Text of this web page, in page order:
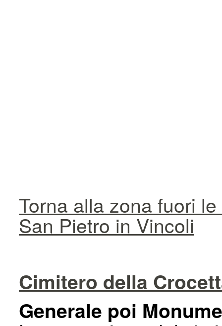
Torna alla zona fuori
San Pietro in Vincoli
Cimitero della
Generale poi